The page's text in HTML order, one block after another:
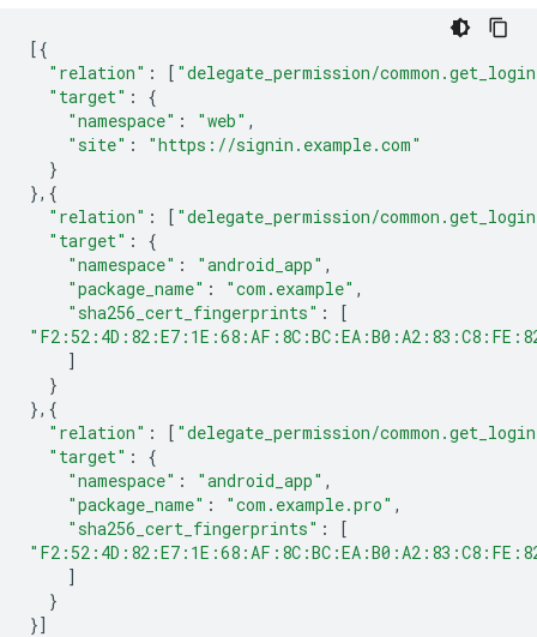
[{
"relation" : [ "delegate_permission/
"target" :
{
"namespace" : "web" ,
"site" :
"https://signin.example.com"
}
},{
"relation" : [ "delegate_permission/
"target" :
{
"namespace" : "android_app" ,
"package_name" : "com.example" ,
"sha256_cert_fingerprints" :
[
]
}
},{
"relation" : [ "delegate_permission/
"target" :
{
"namespace" : "android_app" ,
"package_name" : "com.example.pro" ,
"sha256_cert_fingerprints" :
[
]
}
}]